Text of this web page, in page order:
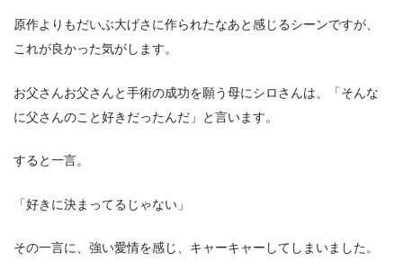
原作よりもだいぶ大げさに作られたなあと感じるシーンですが、
これが良かった気がします。
お父さんお父さんと手術の成功を願う母にシロさんは、「そんな
に父さんのこと好きだったんだ」と言います。
すると一言。
「好きに決まってるじゃない」
その一言に、強い愛情を感じ、キャーキャーしてしまいました。